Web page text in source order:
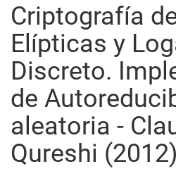
Criptografía
Elípticas y
Discreto.
de
aleatoria -
Qureshi (2012)